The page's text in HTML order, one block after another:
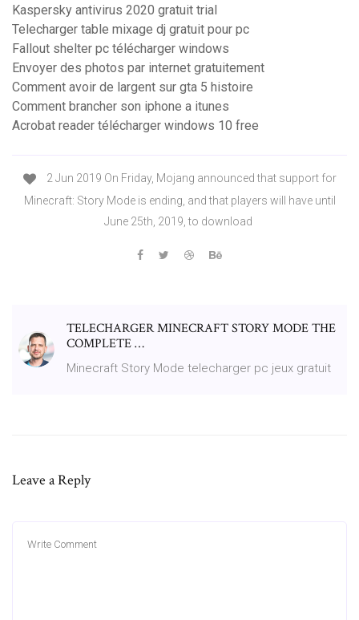
Kaspersky antivirus 2020 gratuit trial
Telecharger table mixage dj gratuit pour pc
Fallout shelter pc télécharger windows
Envoyer des photos par internet gratuitement
Comment avoir de largent sur gta 5 histoire
Comment brancher son iphone a itunes
Acrobat reader télécharger windows 10 free
2 Jun 2019 On Friday, Mojang announced that support for
Minecraft: Story Mode is ending, and that players will have until
June 25th, 2019, to download
TELECHARGER MINECRAFT STORY MODE THE
COMPLETE …
Minecraft Story Mode telecharger pc jeux gratuit
Leave a Reply